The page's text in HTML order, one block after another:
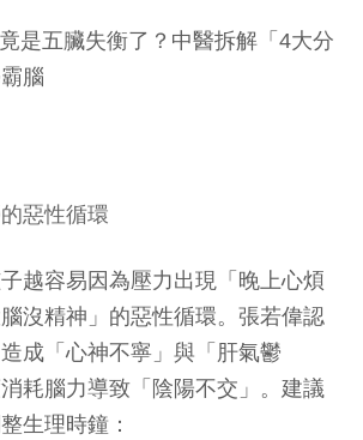
惡性循環
越容易因為壓力出現「晚上心煩
沒精神」的惡性循環。張若偉認
成「心神不寧」與「肝氣鬱
耗腦力導致「陰陽不交」。建議
生理時鐘：